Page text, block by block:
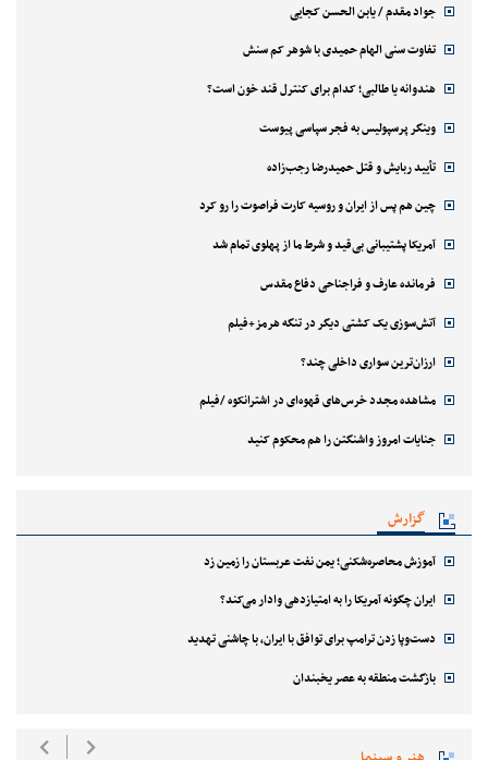
جواد مقدم / یابن الحسن کجایی
تفاوت سنی الهام حمیدی با شوهر کم سنش
هندوانه یا طالبی؛ کدام‌ برای کنترل قند خون است؟
وینگر پرسپولیس به فجر سپاسی پیوست
تأیید ربایش و قتل حمیدرضا رجب‌زاده
چین هم پس از ایران و روسیه کارت فراصوت را رو کرد
آمریکا پشتیبانی بی‌قید و شرط ما از پهلوی تمام شد
فرمانده عارف و فراجناحی دفاع مقدس
آتش‌سوزی یک کشتی دیگر در تنگه هرمز+فیلم
ارزان‌ترین سواری داخلی چند؟
مشاهده مجدد خرس‌های قهوه‌ای در اشترانکوه /فیلم
جنایات امروز واشنگتن را هم محکوم کنید
گزارش
آموزش محاصره‌شکنی؛ یمن نفت عربستان را زمین زد
ایران چگونه آمریکا را به امتیازدهی وادار می‌کند؟
دست‌وپا زدن ترامپ برای توافق با ایران، با چاشنی تهدید
بازگشت منطقه به عصر یخبندان